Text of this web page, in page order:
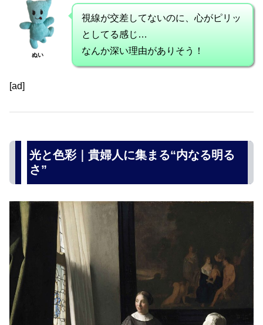
ぬい
視線が交差してないのに、心がピリッ
としてる感じ…
なんか深い理由がありそう！
[ad]
光と色彩｜貴婦人に集まる“内なる明る
さ”